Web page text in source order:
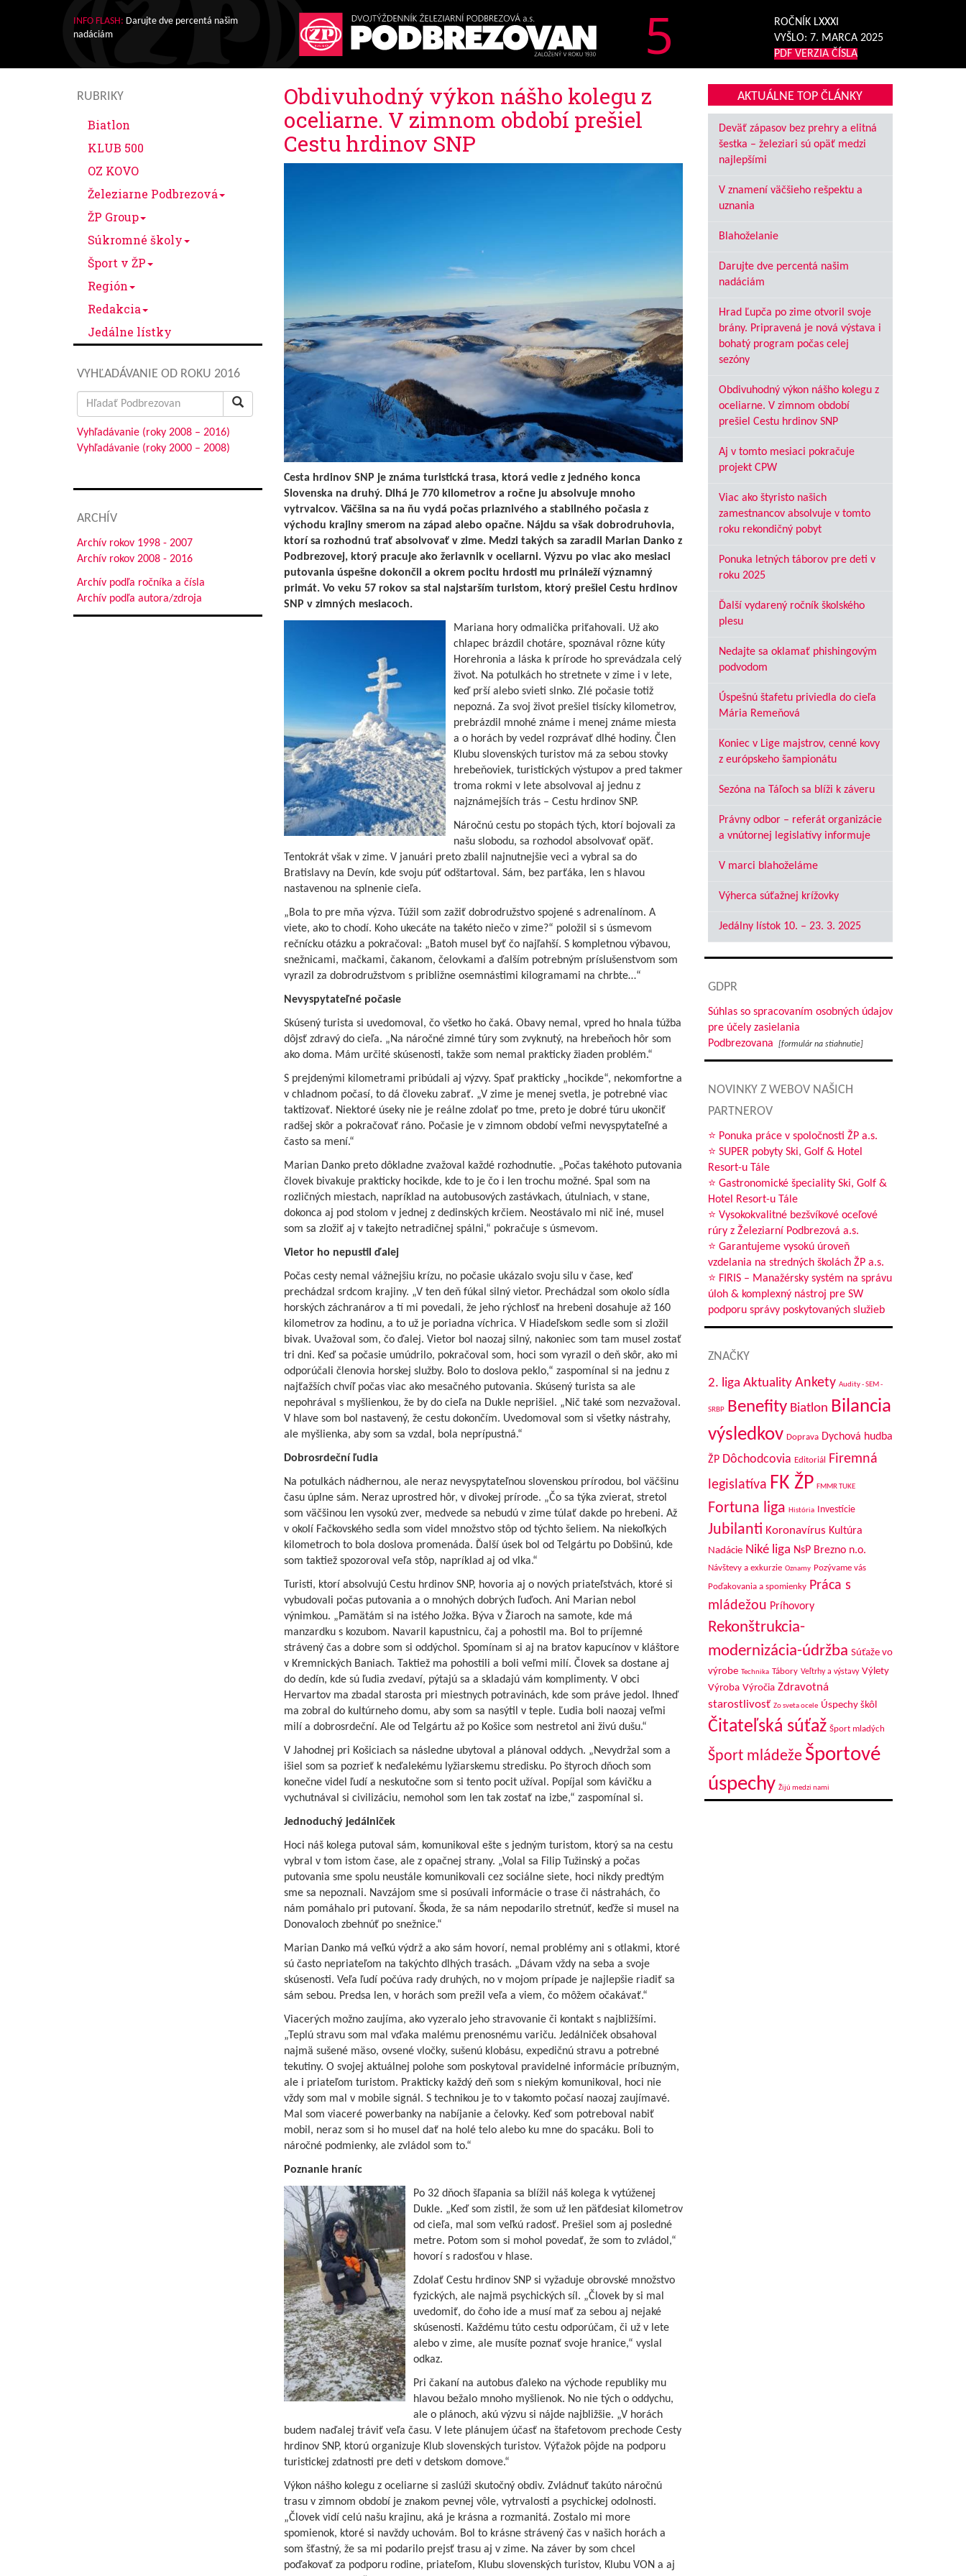
INFO FLASH: Darujte dve percentá našim
nadáciám
5
ROČNÍK LXXXI
VYŠLO: 7. MARCA 2025
PDF VERZIA ČÍSLA
RUBRIKY
Biatlon
KLUB 500
OZ KOVO
Železiarne Podbrezová
ŽP Group
Súkromné školy
Šport v ŽP
Región
Redakcia
Jedálne lístky
VYHĽADÁVANIE OD ROKU 2016
Search
for:
Vyhľadávanie (roky 2008 – 2016)
Vyhľadávanie (roky 2000 – 2008)
ARCHÍV
Archív rokov 1998 - 2007
Archív rokov 2008 - 2016
Archív podľa ročníka a čísla
Archív podľa autora/zdroja
Obdivuhodný výkon nášho kolegu z
oceliarne. V zimnom období prešiel
Cestu hrdinov SNP
Cesta hrdinov SNP je známa turistická trasa, ktorá vedie z jedného konca
Slovenska na druhý. Dlhá je 770 kilometrov a ročne ju absolvuje mnoho
vytrvalcov. Väčšina sa na ňu vydá počas priaznivého a stabilného počasia z
východu krajiny smerom na západ alebo opačne. Nájdu sa však dobrodruhovia,
ktorí sa rozhodnú trať absolvovať v zime. Medzi takých sa zaradil Marian Danko z
Podbrezovej, ktorý pracuje ako žeriavnik v oceliarni. Výzvu po viac ako mesiaci
putovania úspešne dokončil a okrem pocitu hrdosti mu prináleží významný
primát. Vo veku 57 rokov sa stal najstarším turistom, ktorý prešiel Cestu hrdinov
SNP v zimných mesiacoch.
Mariana hory odmalička priťahovali. Už ako
chlapec brázdil chotáre, spoznával rôzne kúty
Horehronia a láska k prírode ho sprevádzala celý
život. Na potulkách ho stretnete v zime i v lete,
keď prší alebo svieti slnko. Zlé počasie totiž
nepozná. Za svoj život prešiel tisícky kilometrov,
prebrázdil mnohé známe i menej známe miesta
a o horách by vedel rozprávať dlhé hodiny. Člen
Klubu slovenských turistov má za sebou stovky
hrebeňoviek, turistických výstupov a pred takmer
troma rokmi v lete absolvoval aj jednu z
najznámejších trás – Cestu hrdinov SNP.
Náročnú cestu po stopách tých, ktorí bojovali za
našu slobodu, sa rozhodol absolvovať opäť.
Tentokrát však v zime. V januári preto zbalil najnutnejšie veci a vybral sa do
Bratislavy na Devín, kde svoju púť odštartoval. Sám, bez parťáka, len s hlavou
nastavenou na splnenie cieľa.
„Bola to pre mňa výzva. Túžil som zažiť dobrodružstvo spojené s adrenalínom. A
viete, ako to chodí. Koho ukecáte na takéto niečo v zime?“ položil si s úsmevom
rečnícku otázku a pokračoval: „Batoh musel byť čo najľahší. S kompletnou výbavou,
snežnicami, mačkami, čakanom, čelovkami a ďalším potrebným príslušenstvom som
vyrazil za dobrodružstvom s približne osemnástimi kilogramami na chrbte…“
Nevyspytateľné počasie
Skúsený turista si uvedomoval, čo všetko ho čaká. Obavy nemal, vpred ho hnala túžba
dôjsť zdravý do cieľa. „Na náročné zimné túry som zvyknutý, na hrebeňoch hôr som
ako doma. Mám určité skúsenosti, takže som nemal prakticky žiaden problém.“
S prejdenými kilometrami pribúdali aj výzvy. Spať prakticky „hocikde“, nekomfortne a
v chladnom počasí, to dá človeku zabrať. „V zime je menej svetla, je potrebné viac
taktizovať. Niektoré úseky nie je reálne zdolať po tme, preto je dobré túru ukončiť
radšej skôr a pokračovať ráno. Počasie je v zimnom období veľmi nevyspytateľné a
často sa mení.“
Marian Danko preto dôkladne zvažoval každé rozhodnutie. „Počas takéhoto putovania
človek bivakuje prakticky hocikde, kde to je čo i len trochu možné. Spal som na
rozličných miestach, napríklad na autobusových zastávkach, útulniach, v stane,
dokonca aj pod stolom v jednej z dedinských krčiem. Neostávalo mi nič iné, musel
som sa zložiť aj v takejto netradičnej spálni,“ pokračuje s úsmevom.
Vietor ho nepustil ďalej
Počas cesty nemal vážnejšiu krízu, no počasie ukázalo svoju silu v čase, keď
prechádzal srdcom krajiny. „V ten deň fúkal silný vietor. Prechádzal som okolo sídla
horských záchranárov a tí mi povedali, že jeho rýchlosť na hrebeni dosahuje až 160
kilometrov za hodinu, a to už je poriadna víchrica. V Hiadeľskom sedle som si zložil
bivak. Uvažoval som, čo ďalej. Vietor bol naozaj silný, nakoniec som tam musel zostať
tri dni. Keď sa počasie umúdrilo, pokračoval som, hoci som vyrazil o deň skôr, ako mi
odporúčali členovia horskej služby. Bolo to doslova peklo,“ zaspomínal si na jednu z
najťažších chvíľ počas viac ako mesačného putovania. Skúsený turista sa ale
nepohrával s myšlienkou, že by do cieľa na Dukle neprišiel. „Nič také som nezvažoval.
V hlave som bol nastavený, že cestu dokončím. Uvedomoval som si všetky nástrahy,
ale myšlienka, aby som sa vzdal, bola neprípustná.“
Dobrosrdeční ľudia
Na potulkách nádhernou, ale neraz nevyspytateľnou slovenskou prírodou, bol väčšinu
času úplne sám. Neraz uprostred hôr, v divokej prírode. „Čo sa týka zvierat, stretol
som väčšinou len vysokú zver, medvede sa nebudú v zime túlať dakde po hrebeni. Až
v okolí Fačkovského sedla som videl množstvo stôp od týchto šeliem. Na niekoľkých
kilometroch to bola doslova promenáda. Ďalší úsek bol od Telgártu po Dobšinú, kde
som taktiež spozoroval veľa stôp, napríklad aj od vlka.“
Turisti, ktorí absolvujú Cestu hrdinov SNP, hovoria aj o nových priateľstvách, ktoré si
vybudovali počas putovania a o mnohých dobrých ľuďoch. Ani Marian nebol
výnimkou. „Pamätám si na istého Jožka. Býva v Žiaroch na samote, kde má
manzardku s kozubom. Navaril kapustnicu, čaj a pohostil ma. Bol to príjemné
strávený čas a dobre som si oddýchol. Spomínam si aj na bratov kapucínov v kláštore
v Kremnických Baniach. Taktiež ma pohostili a boli veľmi milí. Človek sa dostane aj
do dedín, kde sú ľudia zvedaví, pýtajú sa a skladajú vám komplimenty. V obci
Hervartov ma zbadal starosta pri miestnych potravinách, kde som práve jedol. Ihneď
ma zobral do kultúrneho domu, aby som sa nasýtil v teple. Ľudia boli naozaj veľmi
milí a dobrosrdeční. Ale od Telgártu až po Košice som nestretol ani živú dušu.“
V Jahodnej pri Košiciach sa následne ubytoval a plánoval oddych. „Nevydržal som a
išiel som sa pozrieť k neďalekému lyžiarskemu stredisku. Po štyroch dňoch som
konečne videl ľudí a neskutočne som si tento pocit užíval. Popíjal som kávičku a
vychutnával si civilizáciu, nemohol som len tak zostať na izbe,“ zaspomínal si.
Jednoduchý jedálniček
Hoci náš kolega putoval sám, komunikoval ešte s jedným turistom, ktorý sa na cestu
vybral v tom istom čase, ale z opačnej strany. „Volal sa Filip Tužinský a počas
putovania sme spolu neustále komunikovali cez sociálne siete, hoci nikdy predtým
sme sa nepoznali. Navzájom sme si posúvali informácie o trase či nástrahách, čo
nám pomáhalo pri putovaní. Škoda, že sa nám nepodarilo stretnúť, keďže si musel na
Donovaloch zbehnúť po snežnice.“
Marian Danko má veľkú výdrž a ako sám hovorí, nemal problémy ani s otlakmi, ktoré
sú často nepriateľom na takýchto dlhých trasách. „Dávam vždy na seba a svoje
skúsenosti. Veľa ľudí počúva rady druhých, no v mojom prípade je najlepšie riadiť sa
sám sebou. Predsa len, v horách som prežil veľa a viem, čo môžem očakávať.“
Viacerých možno zaujíma, ako vyzeralo jeho stravovanie či kontakt s najbližšími.
„Teplú stravu som mal vďaka malému prenosnému variču. Jedálniček obsahoval
najmä sušené mäso, ovsené vločky, sušenú klobásu, expedičnú stravu a potrebné
tekutiny. O svojej aktuálnej polohe som poskytoval pravidelné informácie príbuzným,
ale i priateľom turistom. Prakticky každý deň som s niekým komunikoval, hoci nie
vždy som mal v mobile signál. S technikou je to v takomto počasí naozaj zaujímavé.
Mal som viaceré powerbanky na nabíjanie a čelovky. Keď som potreboval nabiť
mobil, neraz som si ho musel dať na holé telo alebo ku mne do spacáku. Boli to
náročné podmienky, ale zvládol som to.“
Poznanie hraníc
Po 32 dňoch šľapania sa blížil náš kolega k vytúženej
Dukle. „Keď som zistil, že som už len päťdesiat kilometrov
od cieľa, mal som veľkú radosť. Prešiel som aj posledné
metre. Potom som si mohol povedať, že som to zvládol,“
hovorí s radosťou v hlase.
Zdolať Cestu hrdinov SNP si vyžaduje obrovské množstvo
fyzických, ale najmä psychických síl. „Človek by si mal
uvedomiť, do čoho ide a musí mať za sebou aj nejaké
skúsenosti. Každému túto cestu odporúčam, či už v lete
alebo v zime, ale musíte poznať svoje hranice,“ vyslal
odkaz.
Pri čakaní na autobus ďaleko na východe republiky mu
hlavou bežalo mnoho myšlienok. No nie tých o oddychu,
ale o plánoch, akú výzvu si nájde najbližšie. „V horách
budem naďalej tráviť veľa času. V lete plánujem účasť na štafetovom prechode Cesty
hrdinov SNP, ktorú organizuje Klub slovenských turistov. Výťažok pôjde na podporu
turistickej zdatnosti pre deti v detskom domove.“
Výkon nášho kolegu z oceliarne si zaslúži skutočný obdiv. Zvládnuť takúto náročnú
trasu v zimnom období je znakom pevnej vôle, vytrvalosti a psychickej odolnosti.
„Človek vidí celú našu krajinu, aká je krásna a rozmanitá. Zostalo mi more
spomienok, ktoré si navždy uchovám. Bol to krásne strávený čas v našich horách a
som šťastný, že sa mi podarilo prejsť trasu aj v zime. Na záver by som chcel
poďakovať za podporu rodine, priateľom, Klubu slovenských turistov, Klubu VON a aj
AKTUÁLNE TOP ČLÁNKY
Deväť zápasov bez prehry a elitná
šestka – železiari sú opäť medzi
najlepšími
V znamení väčšieho rešpektu a
uznania
Blahoželanie
Darujte dve percentá našim
nadáciám
Hrad Ľupča po zime otvoril svoje
brány. Pripravená je nová výstava i
bohatý program počas celej
sezóny
Obdivuhodný výkon nášho kolegu z
oceliarne. V zimnom období
prešiel Cestu hrdinov SNP
Aj v tomto mesiaci pokračuje
projekt CPW
Viac ako štyristo našich
zamestnancov absolvuje v tomto
roku rekondičný pobyt
Ponuka letných táborov pre deti v
roku 2025
Ďalší vydarený ročník školského
plesu
Nedajte sa oklamať phishingovým
podvodom
Úspešnú štafetu priviedla do cieľa
Mária Remeňová
Koniec v Lige majstrov, cenné kovy
z európskeho šampionátu
Sezóna na Táľoch sa blíži k záveru
Právny odbor – referát organizácie
a vnútornej legislatívy informuje
V marci blahoželáme
Výherca súťažnej krížovky
Jedálny lístok 10. – 23. 3. 2025
GDPR
Súhlas so spracovaním osobných údajov
pre účely zasielania
Podbrezovana
[formulár na stiahnutie]
NOVINKY Z WEBOV NAŠICH
PARTNEROV
⭐ Ponuka práce v spoločnosti ŽP a.s.
⭐ SUPER pobyty Ski, Golf & Hotel
Resort-u Tále
⭐ Gastronomické špeciality Ski, Golf &
Hotel Resort-u Tále
⭐ Vysokokvalitné bezšvíkové oceľové
rúry z Železiarní Podbrezová a.s.
⭐ Garantujeme vysokú úroveň
vzdelania na stredných školách ŽP a.s.
⭐ FIRIS – Manažérsky systém na správu
úloh & komplexný nástroj pre SW
podporu správy poskytovaných služieb
ZNAČKY
2. liga Aktuality Ankety Audity - SEM -
SRBP Benefity Biatlon Bilancia
výsledkov Doprava Dychová hudba
ŽP Dôchodcovia Editoriál
Firemná
legislatíva FK ŽP FMMR TUKE
Fortuna liga História Investície
Jubilanti Koronavírus Kultúra
Nadácie Niké liga NsP Brezno n.o.
Návštevy a exkurzie Oznamy Pozývame vás
Poďakovania a spomienky Práca s
mládežou Príhovory
Rekonštrukcia-
modernizácia-údržba Súťaže vo
výrobe Technika Tábory Veľtrhy a výstavy Výlety
Výroba Výročia Zdravotná
starostlivosť Zo sveta ocele Úspechy škôl
Čitateľská súťaž Šport mladých
Šport mládeže Športové
úspechy Žijú medzi nami